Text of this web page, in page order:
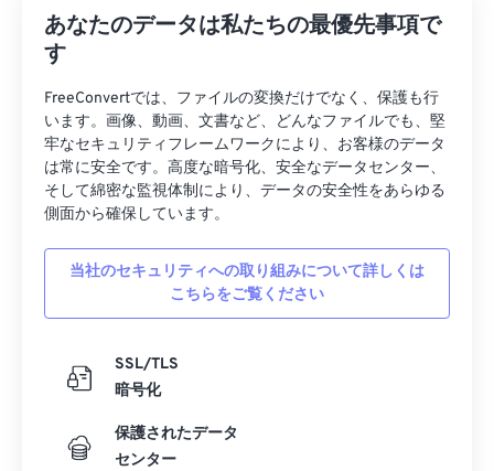
あなたのデータは私たちの最優先事項で
す
FreeConvertでは、ファイルの変換だけでなく、保護も行
います。画像、動画、文書など、どんなファイルでも、堅
牢なセキュリティフレームワークにより、お客様のデータ
は常に安全です。高度な暗号化、安全なデータセンター、
そして綿密な監視体制により、データの安全性をあらゆる
側面から確保しています。
当社のセキュリティへの取り組みについて詳しくは
こちらをご覧ください
SSL/TLS
暗号化
保護されたデータ
センター